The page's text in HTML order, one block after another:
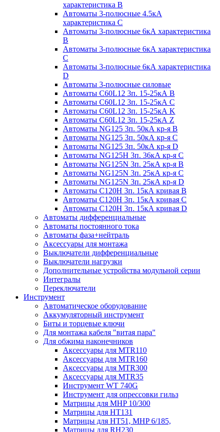
характеристика В
Автоматы 3-полюсные 4.5кА
характеристика С
Автоматы 3-полюсные 6кА характеристика
B
Автоматы 3-полюсные 6кА характеристика
C
Автоматы 3-полюсные 6кА характеристика
D
Автоматы 3-полюсные силовые
Автоматы C60L12 3п. 15-25кА B
Автоматы C60L12 3п. 15-25кА C
Автоматы C60L12 3п. 15-25кА K
Автоматы C60L12 3п. 15-25кА Z
Автоматы NG125 3п. 50кА кр-я B
Автоматы NG125 3п. 50кА кр-я C
Автоматы NG125 3п. 50кА кр-я D
Автоматы NG125H 3п. 36кА кр-я C
Автоматы NG125N 3п. 25кА кр-я B
Автоматы NG125N 3п. 25кА кр-я C
Автоматы NG125N 3п. 25кА кр-я D
Автоматы С120Н 3п. 15кА кривая B
Автоматы С120Н 3п. 15кА кривая C
Автоматы С120Н 3п. 15кА кривая D
Автоматы дифференциальные
Автоматы постоянного тока
Автоматы фаза+нейтраль
Аксессуары для монтажа
Выключатели дифференциальные
Выключатели нагрузки
Дополнительные устройства модульной серии
Интегралы
Переключатели
Инструмент
Автоматическое оборудование
Аккумуляторный инструмент
Биты и торцевые ключи
Для монтажа кабеля "витая пара"
Для обжима наконечников
Аксессуары для MTR110
Аксессуары для MTR160
Аксессуары для MTR300
Аксессуары для MTR35
Инструмент WT 740G
Инструмент для опрессовки гильз
Матрицы для MHP 10/300
Матрицы для НТ131
Матрицы для НТ51, MHP 6/185,
Матрицы для RH230